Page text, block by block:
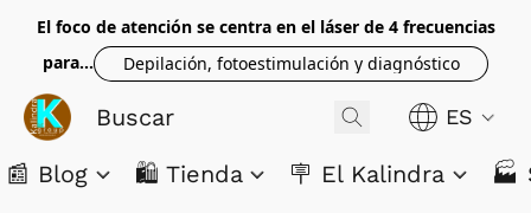
El foco de atención se centra en el láser de 4 frecuencias
para...
Depilación, fotoestimulación y diagnóstico
ES
📰 Blog 🛍️ Tienda 🪧 El Kalindra 🏭